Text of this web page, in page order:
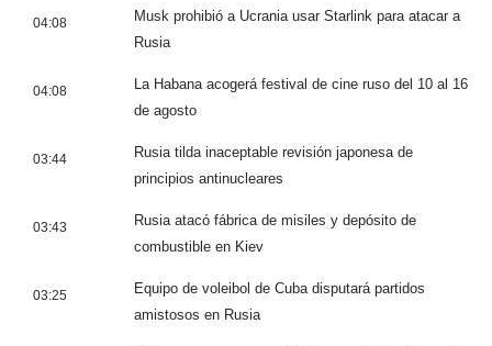
04:08
Musk prohibió a Ucrania usar Starlink para atacar a
Rusia
04:08
La Habana acogerá festival de cine ruso del 10 al 16
de agosto
03:44
Rusia tilda inaceptable revisión japonesa de
principios antinucleares
03:43
Rusia atacó fábrica de misiles y depósito de
combustible en Kiev
03:25
Equipo de voleibol de Cuba disputará partidos
amistosos en Rusia